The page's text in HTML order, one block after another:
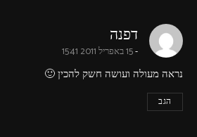
דפנה
15 באפריל 2011 15:41
נראה מעולה ועושה חשק להכין 🙂
הגב